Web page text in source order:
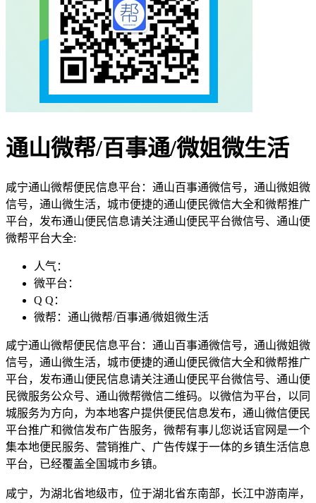
通山微帮/百事通/微姐微生活
咸宁通山微帮便民信息平台：通山百事通微信号，通山微姐微
信号，通山微生活，城市便捷的通山便民微信大全和微帮推广
平台，发布通山便民信息请关注通山便民平台微信号、通山便
微帮平台大全:
人气：
微平台：
Q Q：
微帮：通山微帮/百事通/微姐微生活
咸宁通山微帮便民信息平台：通山百事通微信号，通山微姐微
信号，通山微生活，城市便捷的通山便民微信大全和微帮推广
平台，发布通山便民信息请关注通山便民平台微信号、通山便
民微服务公众号、通山微帮微信二维码。以微信为平台，以同
城服务为方向，为本地客户提供便民信息发布，通山微信便民
平台推广和微信发布广告服务，微帮有事儿您说话官网是一个
集本地便民服务、营销推广、广告传媒于一体的乡镇生活信息
平台，已经覆盖全国城市乡镇。
咸宁，为湖北省地级市，位于湖北省东南部，长江中游南岸，